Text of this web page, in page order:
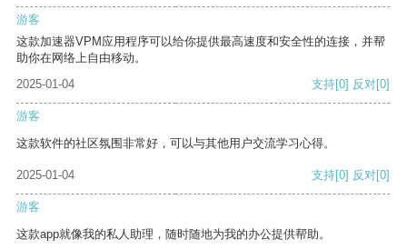
游客
这款加速器VPM应用程序可以给你提供最高速度和安全性的连接，并帮
助你在网络上自由移动。
2025-01-04
支持[0] 反对[0]
游客
这款软件的社区氛围非常好，可以与其他用户交流学习心得。
2025-01-04 支持[0] 反对[0]
游客
这款app就像我的私人助理，随时随地为我的办公提供帮助。